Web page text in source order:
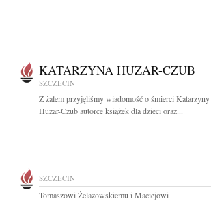
KATARZYNA HUZAR-CZUB
SZCZECIN
Z żalem przyjęliśmy wiadomość o śmierci Katarzyny
Huzar-Czub autorce książek dla dzieci oraz...
SZCZECIN
Tomaszowi Żelazowskiemu i Maciejowi